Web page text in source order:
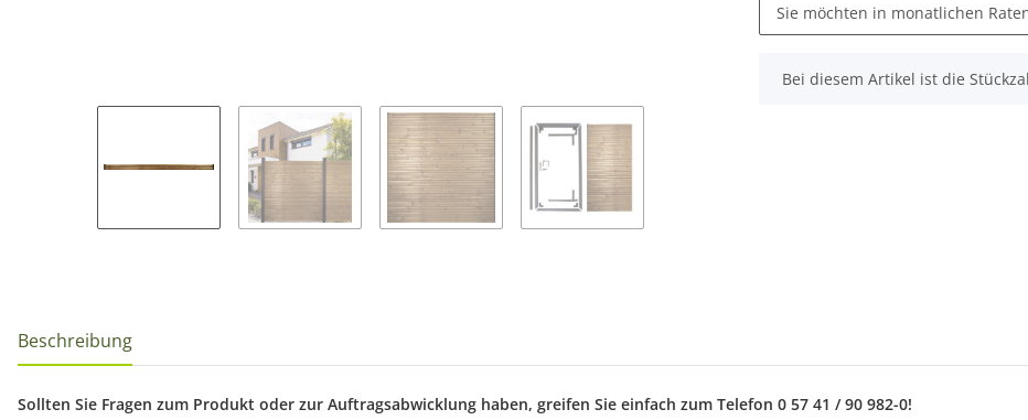
Sie möchten in monatlichen
x
Bei diesem Artikel ist die
Beschreibung
Sollten Sie Fragen zum Produkt oder zur Auftragsabwicklung haben, greifen Sie einfach zum Telefon 0 57 41 / 90 982-0!